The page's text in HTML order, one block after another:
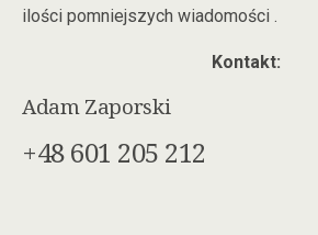
ilości pomniejszych wiadomości .
Kontakt:
Adam Zaporski
+48 601 205 212